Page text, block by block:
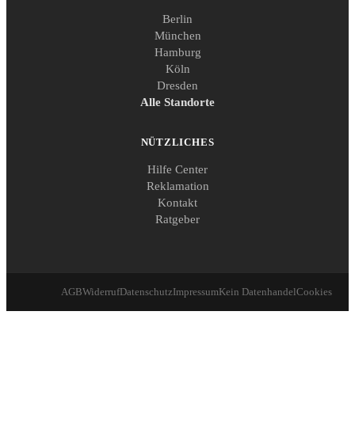
Berlin
München
Hamburg
Köln
Dresden
Alle Standorte
NÜTZLICHES
Hilfe Center
Reklamation
Kontakt
Ratgeber
AGBWiderrufDatenschutzImpressumKein DatenhandelCookies